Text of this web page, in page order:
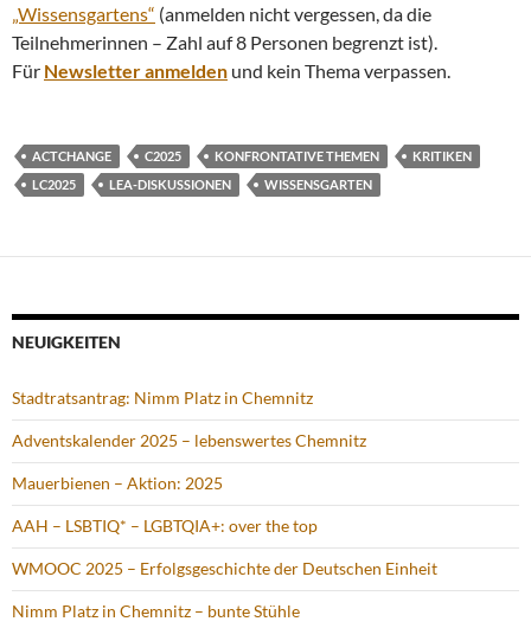
„Wissensgartens“ (anmelden nicht vergessen, da die
Teilnehmerinnen – Zahl auf 8 Personen begrenzt ist).
Für Newsletter anmelden und kein Thema verpassen.
ACTCHANGE C2025 KONFRONTATIVE THEMEN
KRITIKEN
LC2025
LEA-DISKUSSIONEN WISSENSGARTEN
NEUIGKEITEN
Stadtratsantrag: Nimm Platz in Chemnitz
Adventskalender 2025 – lebenswertes Chemnitz
Mauerbienen – Aktion: 2025
AAH – LSBTIQ* – LGBTQIA+: over the top
WMOOC 2025 – Erfolgsgeschichte der Deutschen Einheit
Nimm Platz in Chemnitz – bunte Stühle